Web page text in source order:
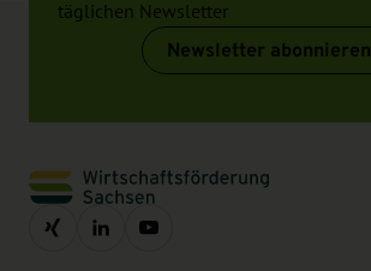
täglichen Newsletter
Newsletter abonnieren